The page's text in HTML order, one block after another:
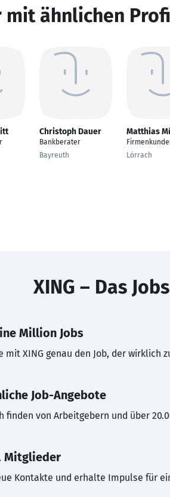
mit ähnlichen
Christoph Dauer
Bankberater
Bayreuth
Matthias
Lörrach
XING – Das
Million Jobs
mit XING genau den Job, der wirklich
Job-Angebote
finden von Arbeitgebern und über
Mitglieder
Kontakte und erhalte Impulse für